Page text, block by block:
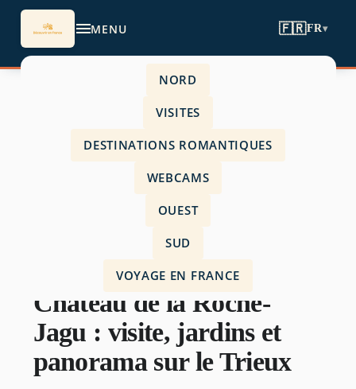
MENU
NORD
VISITES
DESTINATIONS ROMANTIQUES
WEBCAMS
OUEST
SUD
VOYAGE EN FRANCE
🇫🇷FR▾
Ouest ›
panorama sur le Trieux
Château de la Roche-
Jagu : visite, jardins et
panorama sur le Trieux